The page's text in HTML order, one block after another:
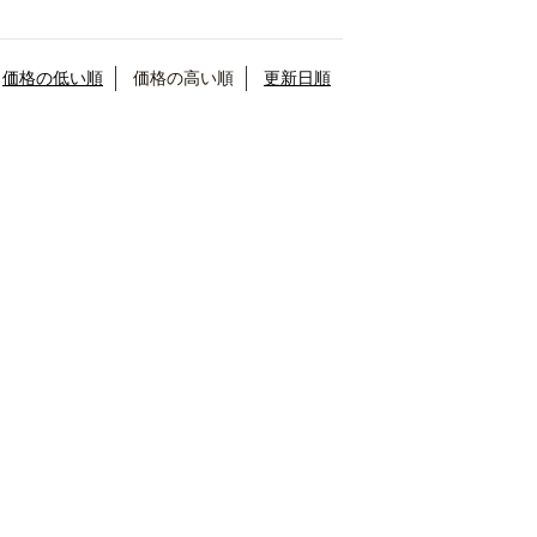
価格の低い順 価格の高い順 更新日順